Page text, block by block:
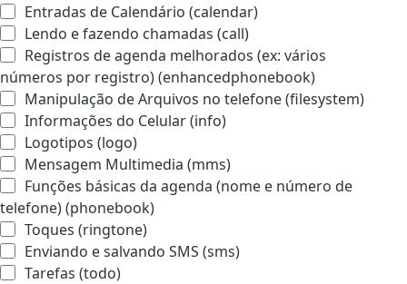
Entradas de Calendário (calendar)
Lendo e fazendo chamadas (call)
Registros de agenda melhorados (ex: vários
números por registro) (enhancedphonebook)
Manipulação de Arquivos no telefone (filesystem)
Informações do Celular (info)
Logotipos (logo)
Mensagem Multimedia (mms)
Funções básicas da agenda (nome e número de
telefone) (phonebook)
Toques (ringtone)
Enviando e salvando SMS (sms)
Tarefas (todo)